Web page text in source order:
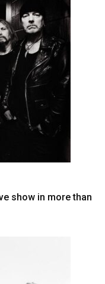
show in more than